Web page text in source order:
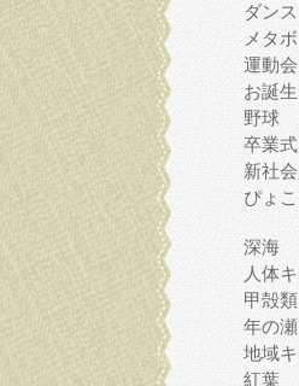
ダンス
メタ
運動会
お誕
野球
卒業式
新社
ぴょこ
深海
人体
甲殻類
年の瀬
地域
紅葉